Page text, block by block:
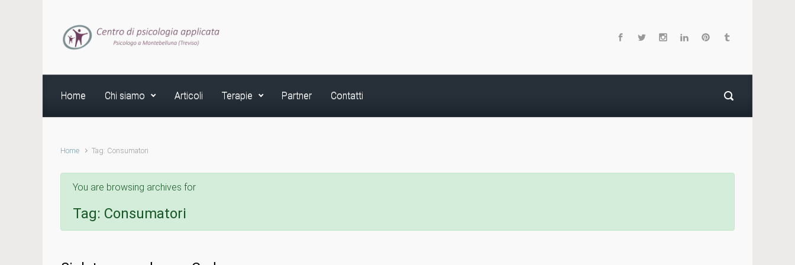
Home Chi siamo Articoli Terapie Partner Contatti
Home Tag: Consumatori
You are browsing archives for
Tag: Consumatori